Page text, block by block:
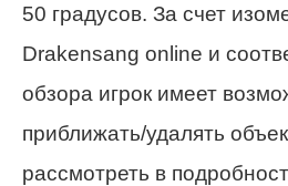
50 градусов. За счет
Drakensang online и
обзора игрок имеет
приближать/удалять
рассмотреть в